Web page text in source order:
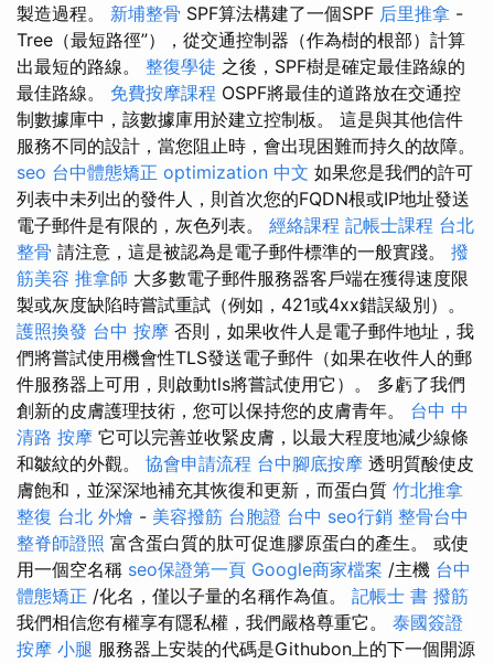
製造過程。 新埔整骨 SPF算法構建了一個SPF 后里推拿 -
Tree（最短路徑”），從交通控制器（作為樹的根部）計算
出最短的路線。 整復學徒 之後，SPF樹是確定最佳路線的
最佳路線。 免費按摩課程 OSPF將最佳的道路放在交通控
制數據庫中，該數據庫用於建立控制板。 這是與其他信件
服務不同的設計，當您阻止時，會出現困難而持久的故障。
seo 台中體態矯正 optimization 中文 如果您是我們的許可
列表中未列出的發件人，則首次您的FQDN根或IP地址發送
電子郵件是有限的，灰色列表。 經絡課程 記帳士課程 台北
整骨 請注意，這是被認為是電子郵件標準的一般實踐。 撥
筋美容 推拿師 大多數電子郵件服務器客戶端在獲得速度限
製或灰度缺陷時嘗試重試（例如，421或4xx錯誤級別）。
護照換發 台中 按摩 否則，如果收件人是電子郵件地址，我
們將嘗試使用機會性TLS發送電子郵件（如果在收件人的郵
件服務器上可用，則啟動tls將嘗試使用它）。 多虧了我們
創新的皮膚護理技術，您可以保持您的皮膚青年。 台中 中
清路 按摩 它可以完善並收緊皮膚，以最大程度地減少線條
和皺紋的外觀。 協會申請流程 台中腳底按摩 透明質酸使皮
膚飽和，並深深地補充其恢復和更新，而蛋白質 竹北推拿
整復 台北 外燴 - 美容撥筋 台胞證 台中 seo行銷 整骨台中
整脊師證照 富含蛋白質的肽可促進膠原蛋白的產生。 或使
用一個空名稱 seo保證第一頁 Google商家檔案 /主機 台中
體態矯正 /化名，僅以子量的名稱作為值。 記帳士 書 撥筋
我們相信您有權享有隱私權，我們嚴格尊重它。 泰國簽證
按摩 小腿 服務器上安裝的代碼是Githubon上的下一個開源